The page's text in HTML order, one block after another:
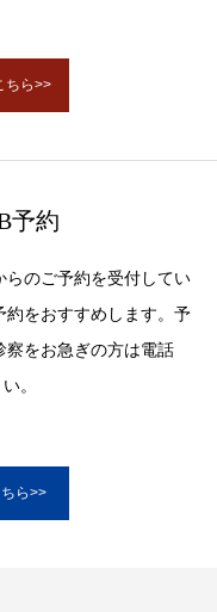
ちら>>
予約
らのご予約を受付してい
約をおすすめします。予
察をお急ぎの方は電話
。
ら>>